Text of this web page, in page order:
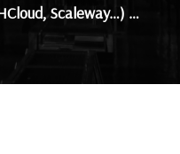
Scaleway…) …